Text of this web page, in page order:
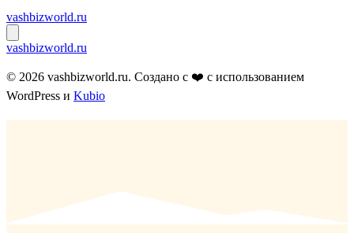
Перейти
к
содержимому
vashbizworld.ru
vashbizworld.ru
© 2026 vashbizworld.ru. Создано с ❤️ с использованием
WordPress и Kubio